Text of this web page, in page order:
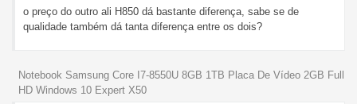
o preço do outro ali H850 dá bastante diferença, sabe se de
qualidade também dá tanta diferença entre os dois?
Notebook Samsung Core I7-8550U 8GB 1TB Placa De Vídeo 2GB Full
HD Windows 10 Expert X50